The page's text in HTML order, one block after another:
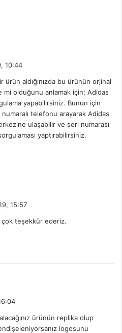
d
i
k
i
10:44
ürün aldığınızda bu ürünün orjinal
mi olduğunu anlamak için; Adidas
yapabilirsiniz. Bunun için
telefonu arayarak Adidas
ulaşabilir ve seri numarası
yaptırabilirsiniz.
15:57
çok teşekkür ederiz.
ürünün replika olup
logosunu